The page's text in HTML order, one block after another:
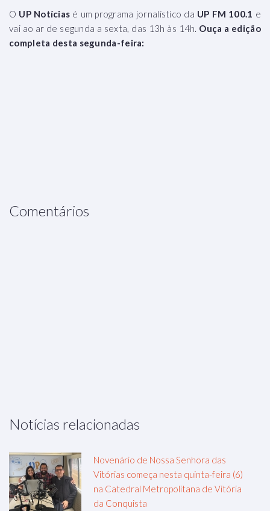
O UP Notícias é um programa jornalístico da UP FM 100.1 e
vai ao ar de segunda a sexta, das 13h às 14h. Ouça a edição
completa desta segunda-feira:
Comentários
Notícias relacionadas
Novenário de Nossa Senhora das
Vitórias começa nesta quinta-feira (6)
na Catedral Metropolitana de Vitória
da Conquista